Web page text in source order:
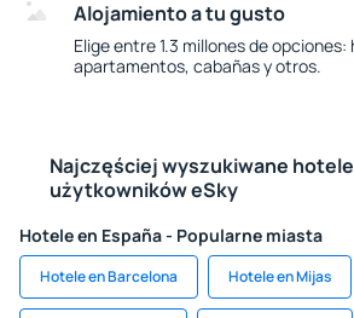
Alojamiento a tu gusto
Elige entre 1.3 millones de opciones:
apartamentos, cabañas y otros.
Najczęściej wyszukiwane
użytkowników eSky
Hotele en España - Popularne miasta
Hotele en Barcelona Hotele en Mijas